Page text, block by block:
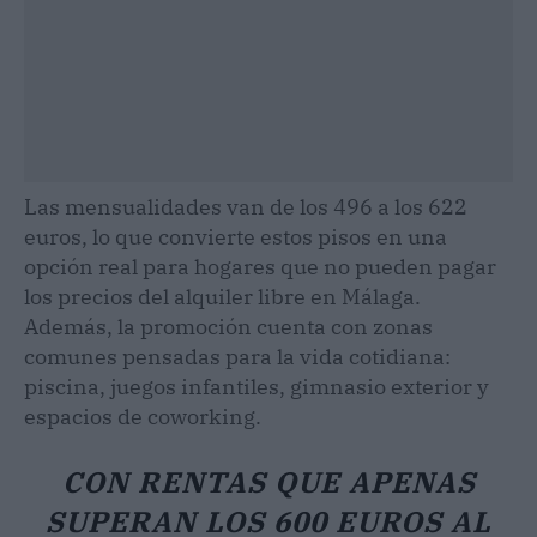
Las mensualidades van de los 496 a los 622
euros, lo que convierte estos pisos en una
opción real para hogares que no pueden pagar
los precios del alquiler libre en Málaga.
Además, la promoción cuenta con zonas
comunes pensadas para la vida cotidiana:
piscina, juegos infantiles, gimnasio exterior y
espacios de coworking.
CON RENTAS QUE APENAS
SUPERAN LOS 600 EUROS AL